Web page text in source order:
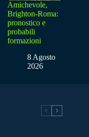
Amichevole,
Brighton-Roma:
pronostico e
probabili
formazioni
8 Agosto
2026